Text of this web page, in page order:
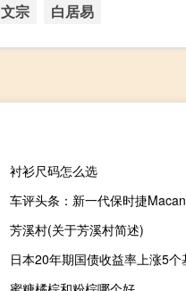
文宗 白居易
衬衫尺码怎么选
车评头条：新一代保时捷
芳溪村(关于芳溪村简述)
日本20年期国债收益率上涨5